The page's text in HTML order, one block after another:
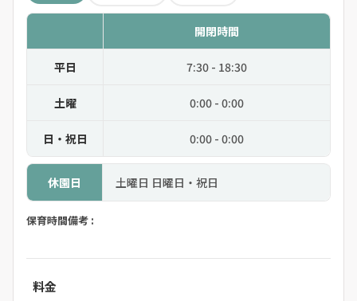
開閉時間
平日 7:30 - 18:30
土曜 0:00 - 0:00
日・祝日 0:00 - 0:00
休園日 土曜日 日曜日・祝日
保育時間備考 :
料金